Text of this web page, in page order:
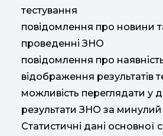
тестування
повідомлення про новини
проведенні ЗНО
повідомлення про наявність
відображення результатів
можливість переглядати у
результати ЗНО за минулий
Статистичні дані основної